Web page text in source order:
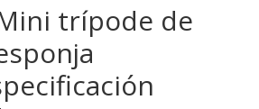
trípode de